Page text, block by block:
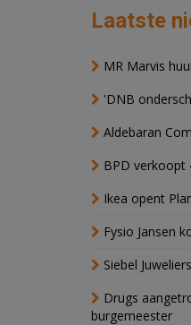
Laatste
MR Marvis
'DNB
Aldebaran
BPD verkoopt
Ikea opent
Fysio Jansen
Siebel
Drugs
burgemeester